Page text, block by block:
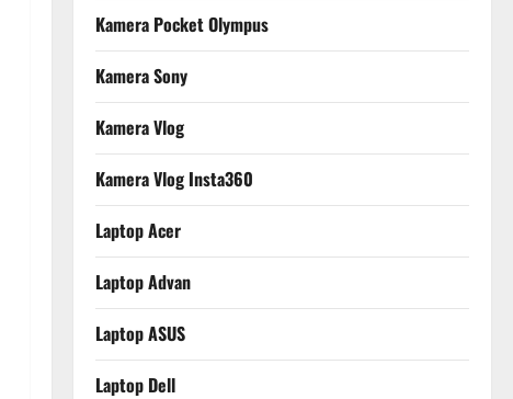
Kamera Pocket Olympus
Kamera Sony
Kamera Vlog
Kamera Vlog Insta360
Laptop Acer
Laptop Advan
Laptop ASUS
Laptop Dell